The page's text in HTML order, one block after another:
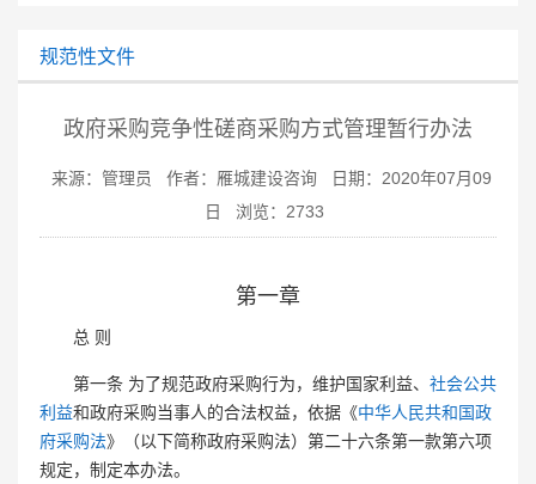
规范性文件
政府采购竞争性磋商采购方式管理暂行办法
来源：管理员 作者：雁城建设咨询
日期：2020年07月09
日
浏览： 2733
第一章
总 则
第一条 为了规范政府采购行为，维护国家利益、 社会公共
利益和政府采购当事人的合法权益，依据《中华人民共和国政
府采购法》（以下简称政府采购法）第二十六条第一款第六项
规定，制定本办法。